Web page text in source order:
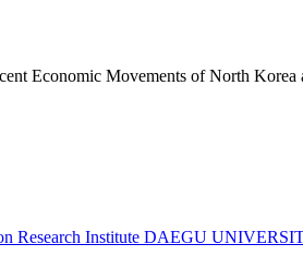
Movements of North Korea
Research Institute DAEGU